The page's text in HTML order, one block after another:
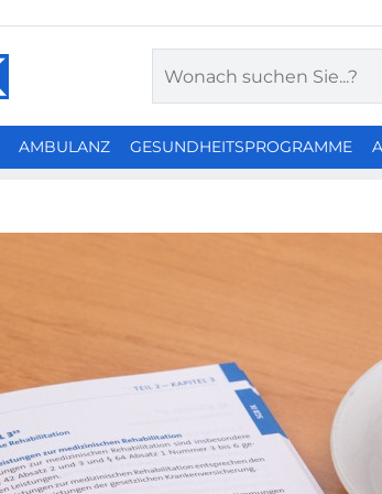
AMBULANZ GESUNDHEITSPROGRAMME